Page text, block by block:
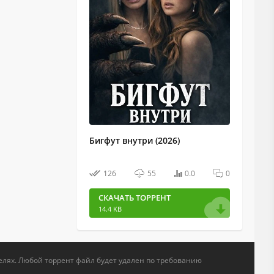
Бигфут внутри (2026)
126 55 0.0 0
СКАЧАТЬ ТОРРЕНТ
14.4 KB
Любой торрент файл будет удален по требованию